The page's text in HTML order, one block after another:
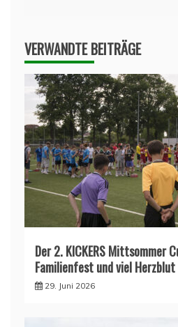
VERWANDTE BEITRÄGE
Der 2. KICKERS Mittsommer
Familienfest und viel Herzblut
29. Juni 2026